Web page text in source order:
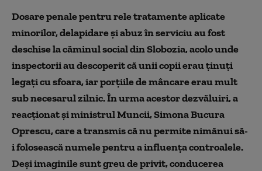
Dosare penale pentru rele tratamente aplicate
minorilor, delapidare și abuz în serviciu au fost
deschise la căminul social din Slobozia, acolo unde
inspectorii au descoperit că unii copii erau ținuți
legați cu sfoara, iar porțiile de mâncare erau mult
sub necesarul zilnic. În urma acestor dezvăluiri, a
reacționat și ministrul Muncii, Simona Bucura
Oprescu, care a transmis că nu permite nimănui să-
i folosească numele pentru a influența controalele.
Deși imaginile sunt greu de privit, conducerea